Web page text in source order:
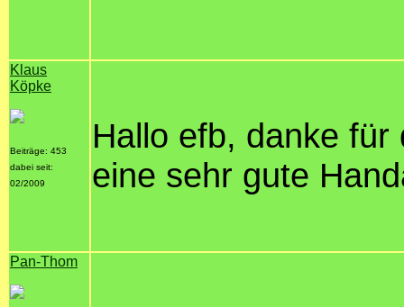
Klaus
Köpke
Beiträge: 453
dabei seit:
02/2009
Hallo efb, danke
eine sehr gute
Pan-Thom